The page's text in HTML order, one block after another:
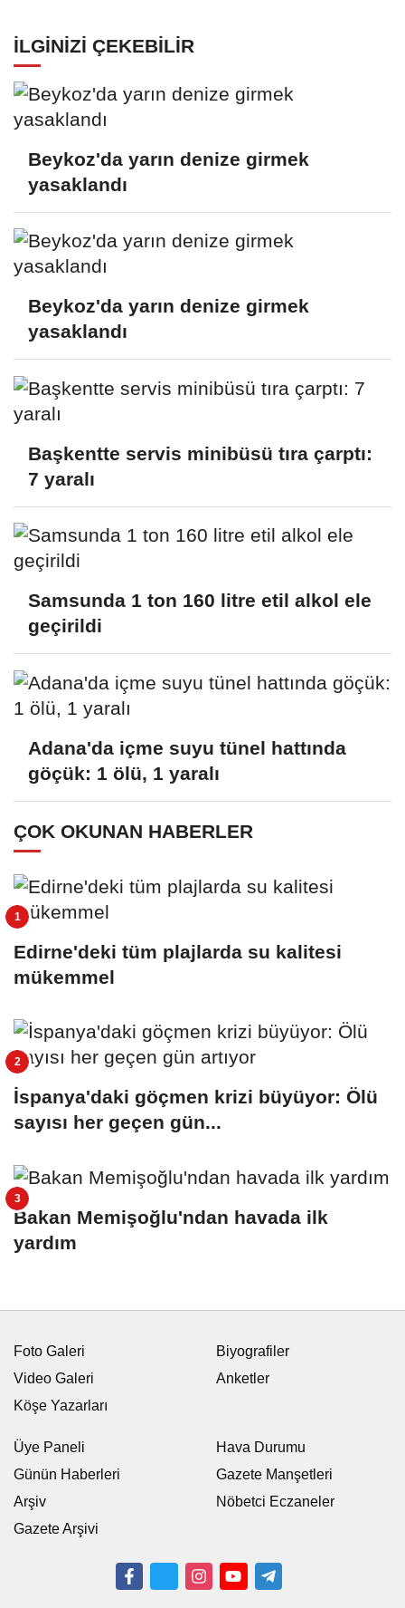
İLGINIZI ÇEKEBILIR
Beykoz'da yarın denize girmek
yasaklandı
Beykoz'da yarın denize girmek
yasaklandı
Başkentte servis minibüsü tıra çarptı:
7 yaralı
Samsunda 1 ton 160 litre etil alkol ele
geçirildi
Adana'da içme suyu tünel hattında
göçük: 1 ölü, 1 yaralı
ÇOK OKUNAN HABERLER
Edirne'deki tüm plajlarda su kalitesi
mükemmel
İspanya'daki göçmen krizi büyüyor: Ölü
sayısı her geçen gün...
Bakan Memişoğlu'ndan havada ilk
yardım
Foto Galeri
Video Galeri
Köşe Yazarları
Biyografiler
Anketler
Üye Paneli
Günün Haberleri
Arşiv
Gazete Arşivi
Hava Durumu
Gazete Manşetleri
Nöbetci Eczaneler